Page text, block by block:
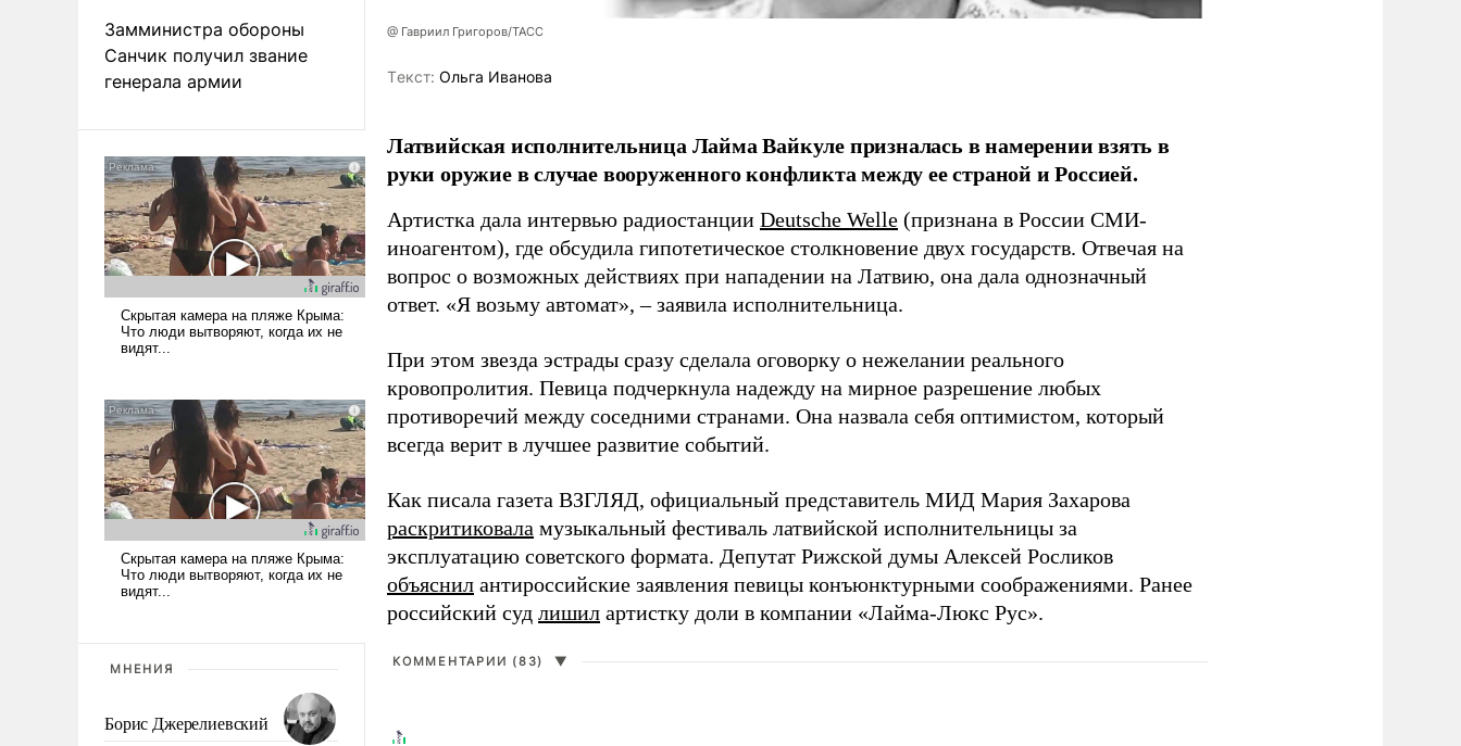
Замминистра обороны
Санчик получил звание
генерала армии
МНЕНИЯ
Борис Джерелиевский
@ Гавриил Григоров/ТАСС
Tекст: Ольга Иванова
Латвийская исполнительница Лайма Вайкуле призналась в намерении взять в
руки оружие в случае вооруженного конфликта между ее страной и Россией.
Артистка дала интервью радиостанции Deutsche Welle (признана в России СМИ-
иноагентом), где обсудила гипотетическое столкновение двух государств. Отвечая на
вопрос о возможных действиях при нападении на Латвию, она дала однозначный
ответ. «Я возьму автомат», – заявила исполнительница.
При этом звезда эстрады сразу сделала оговорку о нежелании реального
кровопролития. Певица подчеркнула надежду на мирное разрешение любых
противоречий между соседними странами. Она назвала себя оптимистом, который
всегда верит в лучшее развитие событий.
Как писала газета ВЗГЛЯД, официальный представитель МИД Мария Захарова
раскритиковала музыкальный фестиваль латвийской исполнительницы за
эксплуатацию советского формата. Депутат Рижской думы Алексей Росликов
объяснил антироссийские заявления певицы конъюнктурными соображениями. Ранее
российский суд лишил артистку доли в компании «Лайма-Люкс Рус».
КОММЕНТАРИИ (83) ▼